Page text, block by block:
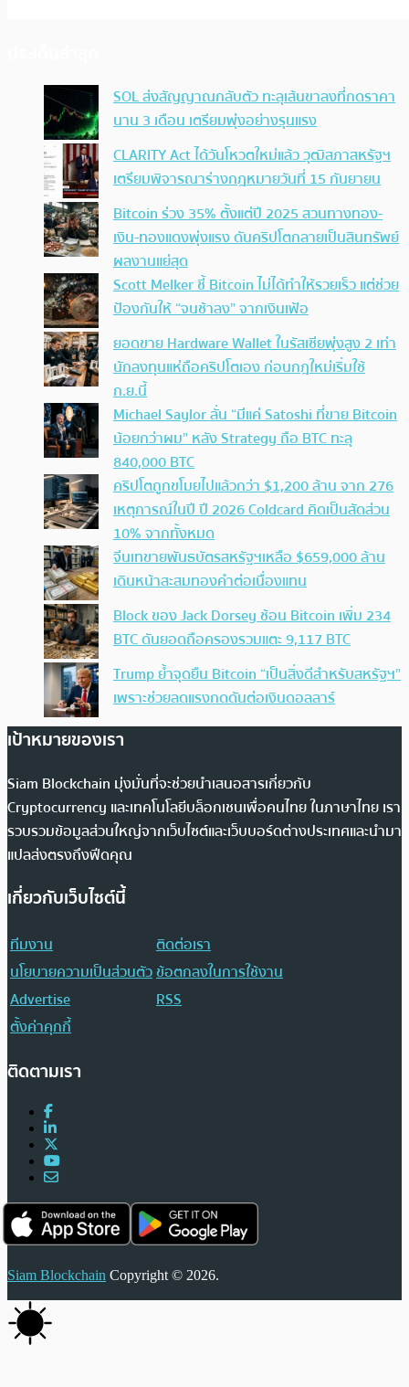
SOL ส่งสัญญาณกลับตัว ทะลุเส้นขาลงที่กดราคา
นาน 3 เดือน เตรียมพุ่งอย่างรุนแรง
CLARITY Act ได้วันโหวตใหม่แล้ว วุฒิสภาสหรัฐฯ
เตรียมพิจารณาร่างกฎหมายวันที่ 15 กันยายน
Bitcoin ร่วง 35% ตั้งแต่ปี 2025 สวนทางทอง-
เงิน-ทองแดงพุ่งแรง ดันคริปโตกลายเป็นสินทรัพย์
ผลงานแย่สุด
Scott Melker ชี้ Bitcoin ไม่ได้ทำให้รวยเร็ว แต่ช่วย
ป้องกันให้ “จนช้าลง” จากเงินเฟ้อ
ยอดขาย Hardware Wallet ในรัสเซียพุ่งสูง 2 เท่า
นักลงทุนแห่ถือคริปโตเอง ก่อนกฎใหม่เริ่มใช้
ก.ย.นี้
Michael Saylor ลั่น “มีแค่ Satoshi ที่ขาย Bitcoin
น้อยกว่าผม” หลัง Strategy ถือ BTC ทะลุ
840,000 BTC
คริปโตถูกขโมยไปแล้วกว่า $1,200 ล้าน จาก 276
เหตุการณ์ในปี ปี 2026 Coldcard คิดเป็นสัดส่วน
10% จากทั้งหมด
จีนเทขายพันธบัตรสหรัฐฯเหลือ $659,000 ล้าน
เดินหน้าสะสมทองคำต่อเนื่องแทน
Block ของ Jack Dorsey ช้อน Bitcoin เพิ่ม 234
BTC ดันยอดถือครองรวมแตะ 9,117 BTC
Trump ย้ำจุดยืน Bitcoin “เป็นสิ่งดีสำหรับสหรัฐฯ”
เพราะช่วยลดแรงกดดันต่อเงินดอลลาร์
เป้าหมายของเรา
Siam Blockchain มุ่งมั่นที่จะช่วยนำเสนอสารเกี่ยวกับ
Cryptocurrency และเทคโนโลยีบล็อกเชนเพื่อคนไทย ในภาษาไทย เรา
รวบรวมข้อมูลส่วนใหญ่จากเว็บไซต์และเว็บบอร์ดต่างประเทศและนำมา
แปลส่งตรงถึงฟีดคุณ
เกี่ยวกับเว็บไซต์นี้
ทีมงาน
ติดต่อเรา
นโยบายความเป็นส่วนตัวข้อตกลงในการใช้งาน
Advertise
RSS
ตั้งค่าคุกกี้
ติดตามเรา
Siam Blockchain Copyright © 2026.